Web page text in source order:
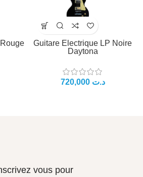
Guitare Electrique LP Noire
Daytona
د.ت
vous pour